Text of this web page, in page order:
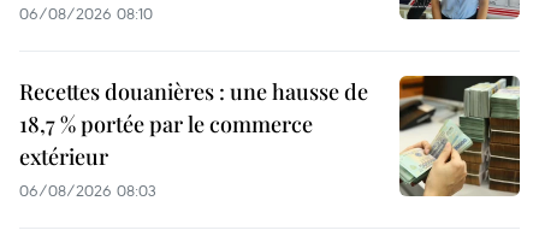
06/08/2026 08:10
Recettes douanières : une hausse de
18,7 % portée par le commerce
extérieur
06/08/2026 08:03